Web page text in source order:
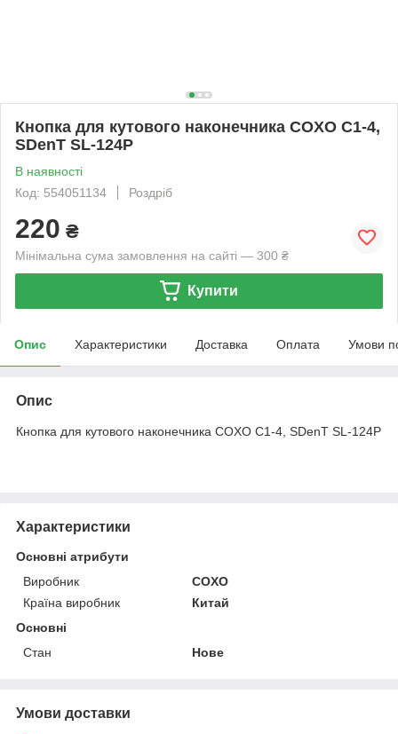
Кнопка для кутового наконечника COXO C1-4,
SDenT SL-124P
В наявності
Код: 554051134
Роздріб
220 ₴
Мінімальна сума замовлення на сайті — 300 ₴
Купити
Опис Характеристики Доставка Оплата Умови
Опис
Кнопка для кутового наконечника COXO C1-4, SDenT SL-124P
Характеристики
Основні атрибути
Виробник
COXO
Країна виробник
Китай
Основні
Стан
Нове
Умови доставки